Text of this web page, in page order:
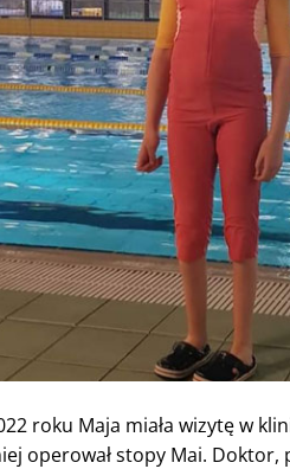
roku Maja miała wizytę w
operował stopy Mai.